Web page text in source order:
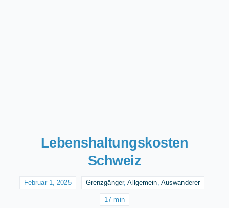
Lebenshaltungskosten
Schweiz
Februar 1, 2025 Grenzgänger,Allgemein Auswanderer
17 min